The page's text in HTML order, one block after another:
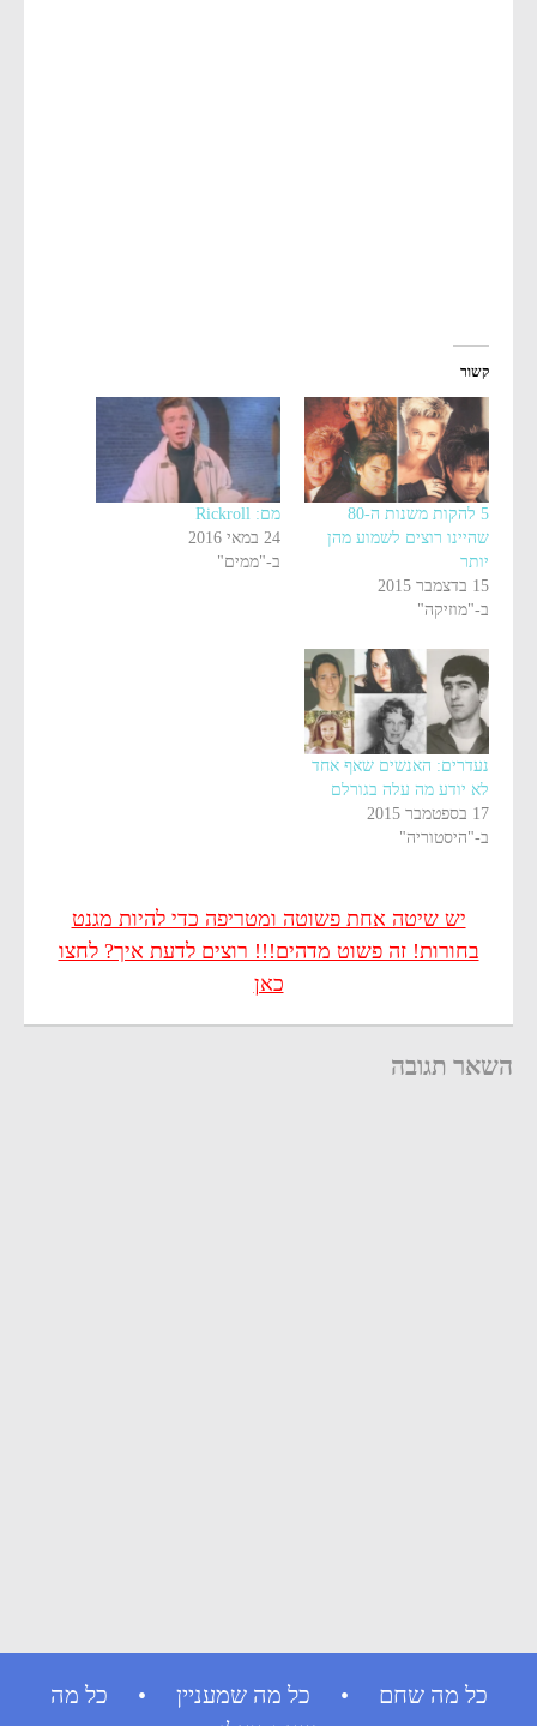
קשור
5 להקות משנות ה-80
שהיינו רוצים לשמוע מהן
יותר
15 בדצמבר 2015
ב-"מוזיקה"
מם: Rickroll
24 במאי 2016
ב-"ממים"
נעדרים: האנשים שאף אחד
לא יודע מה עלה בגורלם
17 בספטמבר 2015
ב-"היסטוריה"
יש שיטה אחת פשוטה ומטריפה כדי להיות מגנט
בחורות! זה פשוט מדהים!!! רוצים לדעת איך? לחצו
כאן
השאר תגובה
כל מה שחם • כל מה שמעניין • כל מה